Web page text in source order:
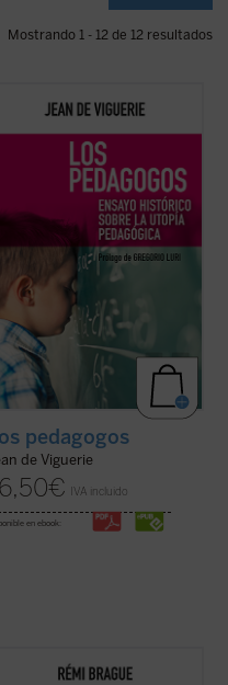
Mostrando 1 - 12 de 12 resultados
de Viguerie ilumina a los padres sobre
que han hecho algunos de los más
Freinet, Ferrière, Piaget, Meirieu:
los sistemas utópicos
hace siglos por pensadores
(ver ficha)
pedagogos
de Viguerie
€ IVA incluido
en ebook:
obra, episodio final de una trilogía
al «saber» del hombre a lo largo